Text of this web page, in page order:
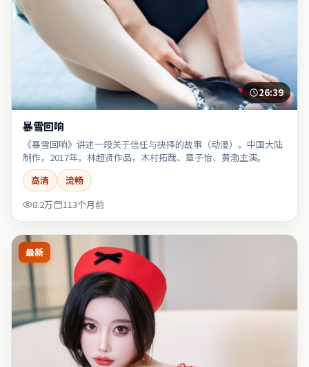
26:39
暴雪回响
《暴雪回响》讲述一段关于信任与抉择的故事（动漫）。中国大陆
制作，2017年，林超贤作品，木村拓哉、章子怡、黄渤主演。
高清
流畅
8.2万
113个月前
最新